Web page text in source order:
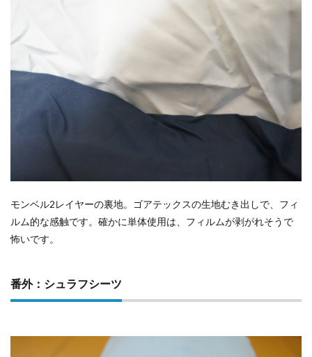
モンベル2レイヤーの裏地。ゴアテックスの生地むき出しで、フィ
ルム的な感触です。確かに単体使用は、フィルムが剥がれそうで
怖いです。
番外：シュラフシーツ